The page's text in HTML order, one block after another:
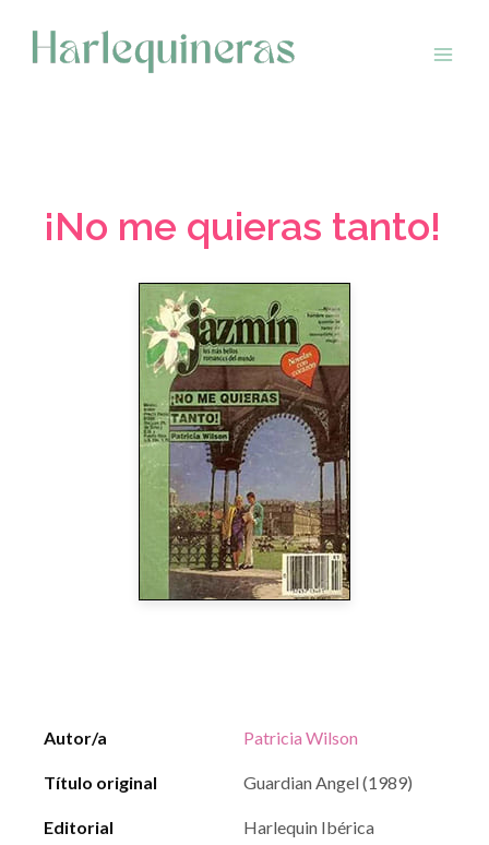
contenido
¡No me quieras tanto!
Autor/a Patricia Wilson
Título original Guardian Angel (1989)
Editorial Harlequin Ibérica